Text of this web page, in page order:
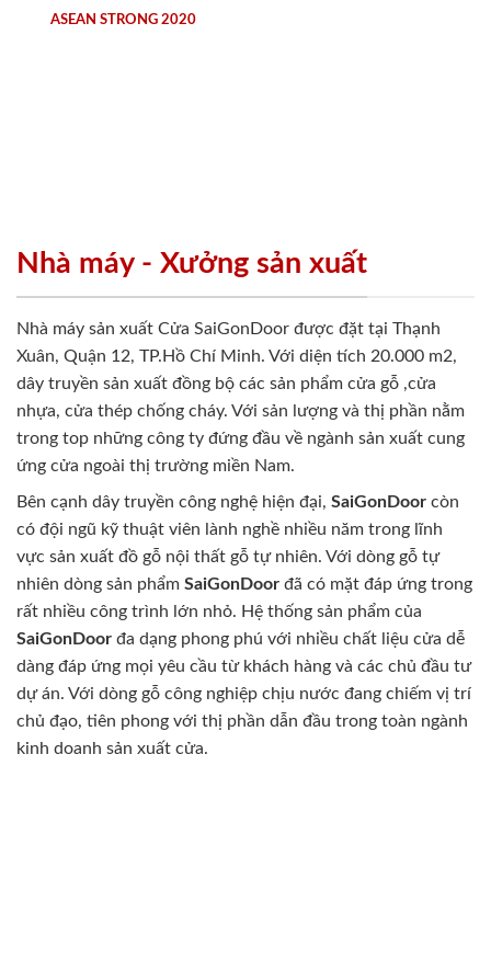
ASEAN STRONG 2020
Nhà máy - Xưởng sản xuất
Nhà máy sản xuất Cửa SaiGonDoor được đặt tại Thạnh
Xuân, Quận 12, TP.Hồ Chí Minh. Với diện tích 20.000 m2,
dây truyền sản xuất đồng bộ các sản phẩm cửa gỗ ,cửa
nhựa, cửa thép chống cháy. Với sản lượng và thị phần nằm
trong top những công ty đứng đầu về ngành sản xuất cung
ứng cửa ngoài thị trường miền Nam.
Bên cạnh dây truyền công nghệ hiện đại, SaiGonDoor còn
có đội ngũ kỹ thuật viên lành nghề nhiều năm trong lĩnh
vực sản xuất đồ gỗ nội thất gỗ tự nhiên. Với dòng gỗ tự
nhiên dòng sản phẩm SaiGonDoor đã có mặt đáp ứng trong
rất nhiều công trình lớn nhỏ. Hệ thống sản phẩm của
SaiGonDoor đa dạng phong phú với nhiều chất liệu cửa dễ
dàng đáp ứng mọi yêu cầu từ khách hàng và các chủ đầu tư
dự án. Với dòng gỗ công nghiệp chịu nước đang chiếm vị trí
chủ đạo, tiên phong với thị phần dẫn đầu trong toàn ngành
kinh doanh sản xuất cửa.